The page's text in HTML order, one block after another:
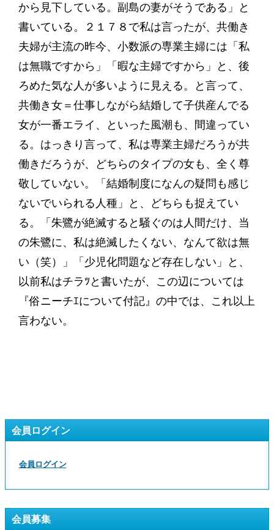
から見下している。副島の妻がそうである」と
書いている。２１７８で私は言ったが、共働き
夫婦が主流の昨今、小数派の専業主婦には「私
は無職ですから」「暇な主婦ですから」と、後
ろめた気な人が多いように見える。と言って、
共働き女＝仕事しながら結婚して子供産んでる
女が一番エライ、といった風潮も、間違ってい
る。はっきり言って、私は専業主婦だろうが共
働きだろうが、どちらのタイプの女も、全く尊
敬していない。「結婚制度になんの疑問も感じ
ないでいられる人種」と、どちらも捉えてい
る。「朱鷺が絶滅すると騒ぐのは人間だけ、当
の朱鷺に、私は絶滅したくない、なんて欲は無
い（笑）」「少児化問題など存在しない」と、
以前私はチラﾂと書いたが、この辺については
『俗ニーチｴについて付記』の中では、これ以上
言わない。
会員ログイン
会員ログイン
会員募集